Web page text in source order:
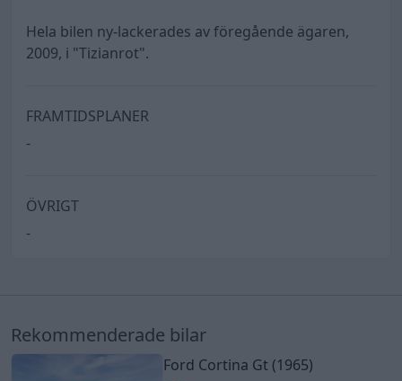
Hela bilen ny-lackerades av föregående ägaren,
2009, i "Tizianrot".
FRAMTIDSPLANER
-
ÖVRIGT
-
Rekommenderade bilar
Ford Cortina Gt (1965)